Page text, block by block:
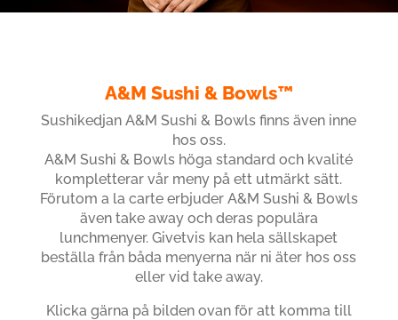
A&M Sushi & Bowls™
Sushikedjan A&M Sushi & Bowls finns även inne
hos oss.
A&M Sushi & Bowls höga standard och kvalité
kompletterar vår meny på ett utmärkt sätt.
Förutom a la carte erbjuder A&M Sushi & Bowls
även take away och deras populära
lunchmenyer. Givetvis kan hela sällskapet
beställa från båda menyerna när ni äter hos oss
eller vid take away.
Klicka gärna på bilden ovan för att komma till